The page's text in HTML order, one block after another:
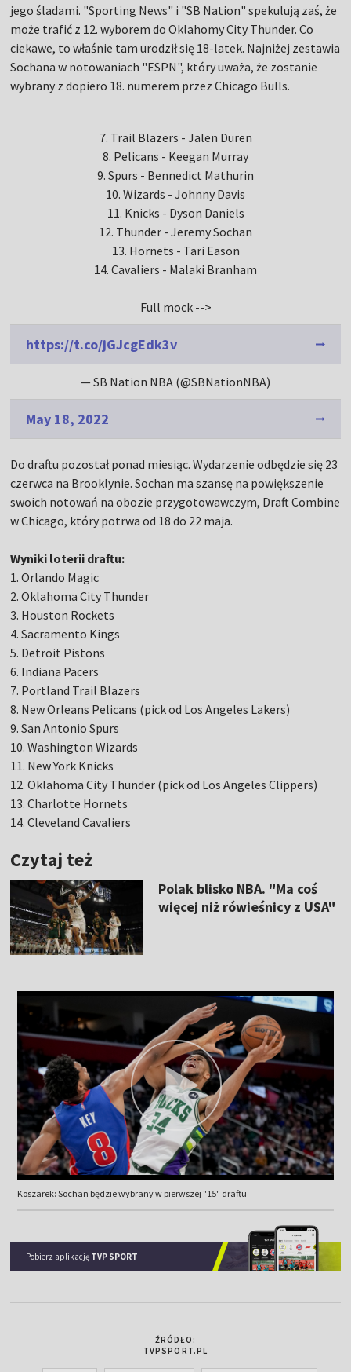
jego śladami. "Sporting News" i "SB Nation" spekulują zaś, że
może trafić z 12. wyborem do Oklahomy City Thunder. Co
ciekawe, to właśnie tam urodził się 18-latek. Najniżej zestawia
Sochana w notowaniach "ESPN", który uważa, że zostanie
wybrany z dopiero 18. numerem przez Chicago Bulls.
7. Trail Blazers - Jalen Duren
8. Pelicans - Keegan Murray
9. Spurs - Bennedict Mathurin
10. Wizards - Johnny Davis
11. Knicks - Dyson Daniels
12. Thunder - Jeremy Sochan
13. Hornets - Tari Eason
14. Cavaliers - Malaki Branham
Full mock -->
https://t.co/jGJcgEdk3v
— SB Nation NBA (@SBNationNBA)
May 18, 2022
Do draftu pozostał ponad miesiąc. Wydarzenie odbędzie się 23
czerwca na Brooklynie. Sochan ma szansę na powiększenie
swoich notowań na obozie przygotowawczym, Draft Combine
w Chicago, który potrwa od 18 do 22 maja.
Wyniki loterii draftu:
1. Orlando Magic
2. Oklahoma City Thunder
3. Houston Rockets
4. Sacramento Kings
5. Detroit Pistons
6. Indiana Pacers
7. Portland Trail Blazers
8. New Orleans Pelicans (pick od Los Angeles Lakers)
9. San Antonio Spurs
10. Washington Wizards
11. New York Knicks
12. Oklahoma City Thunder (pick od Los Angeles Clippers)
13. Charlotte Hornets
14. Cleveland Cavaliers
Czytaj też
Polak blisko NBA. "Ma coś
więcej niż rówieśnicy z USA"
Koszarek: Sochan będzie wybrany w pierwszej "15" draftu
Pobierz aplikację TVP SPORT
ŹRÓDŁO:
TVPSPORT.PL